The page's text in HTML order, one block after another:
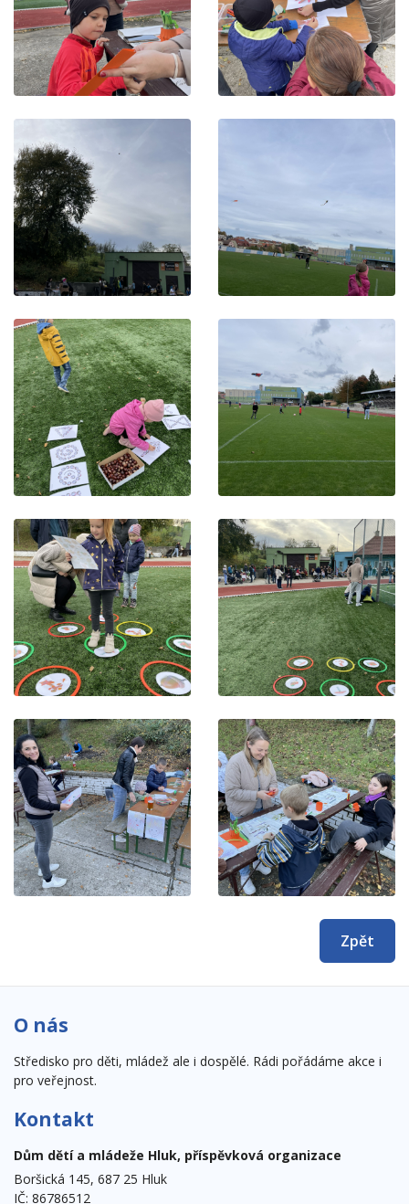
Zpět
O nás
Středisko pro děti, mládež ale i dospělé. Rádi pořádáme akce i
pro veřejnost.
Kontakt
Dům dětí a mládeže Hluk, příspěvková organizace
Boršická 145, 687 25 Hluk
IČ: 86786512